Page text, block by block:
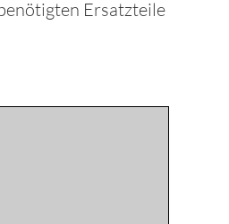
Ersatzteile